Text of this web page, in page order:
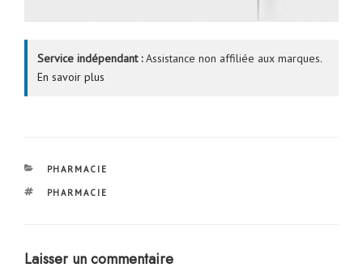
Service indépendant :Assistance non affiliée aux marques.
En savoir plus
CATÉGORIES
PHARMACIE
ÉTIQUETTES
PHARMACIE
Laisser un commentaire